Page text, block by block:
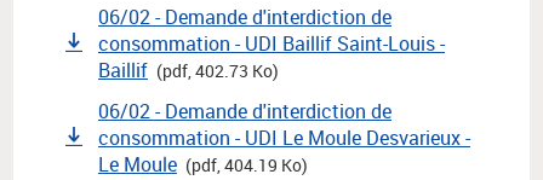
06/02 - Demande d'interdiction de
consommation - UDI Baillif Saint-Louis -
Baillif (pdf, 402.73 Ko)
06/02 - Demande d'interdiction de
consommation - UDI Le Moule Desvarieux -
Le Moule (pdf, 404.19 Ko)